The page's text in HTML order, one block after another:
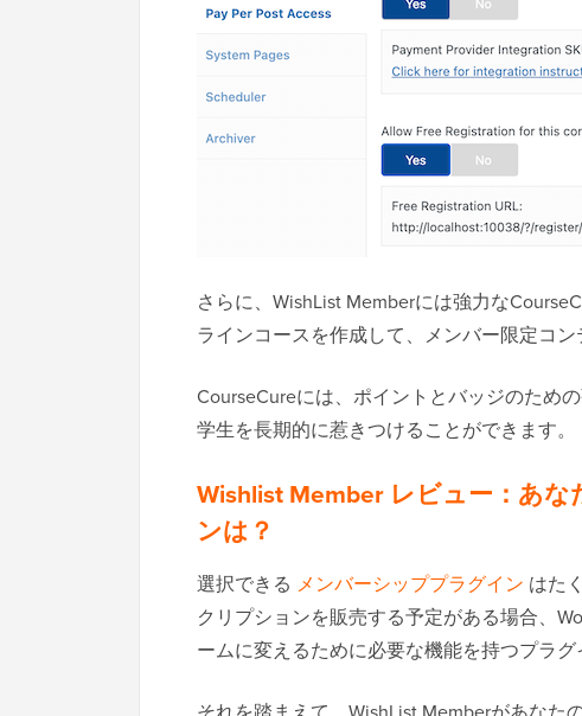
さらに、WishList Memberには強力な
ラインコースを作成して、メンバー限定コン
CourseCureには、ポイントとバッジのため
学生を長期的に惹きつけることができます。
Wishlist Member レビュー：あ
ンは？
選択できる メンバーシッププラグイン はた
クリプションを販売する予定がある場合、
ームに変えるために必要な機能を持つプラグ